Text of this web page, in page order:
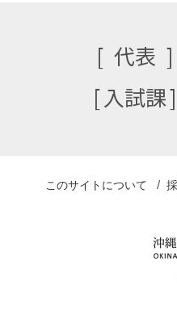
代表
⼊試課
このサイトについて